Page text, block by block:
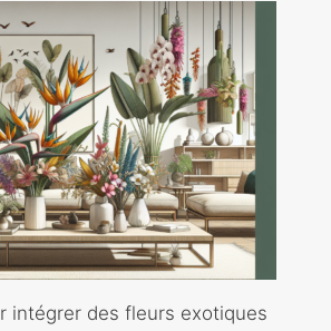
intégrer des fleurs exotiques